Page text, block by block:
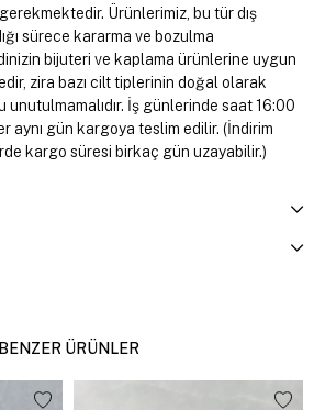
gerekmektedir. Ürünlerimiz, bu tür dış
sürece kararma ve bozulma
bijuteri ve kaplama ürünlerine uygun
zira bazı cilt tiplerinin doğal olarak
unutulmamalıdır. İş günlerinde saat 16:00
aynı gün kargoya teslim edilir. (İndirim
kargo süresi birkaç gün uzayabilir.)
BENZER ÜRÜNLER